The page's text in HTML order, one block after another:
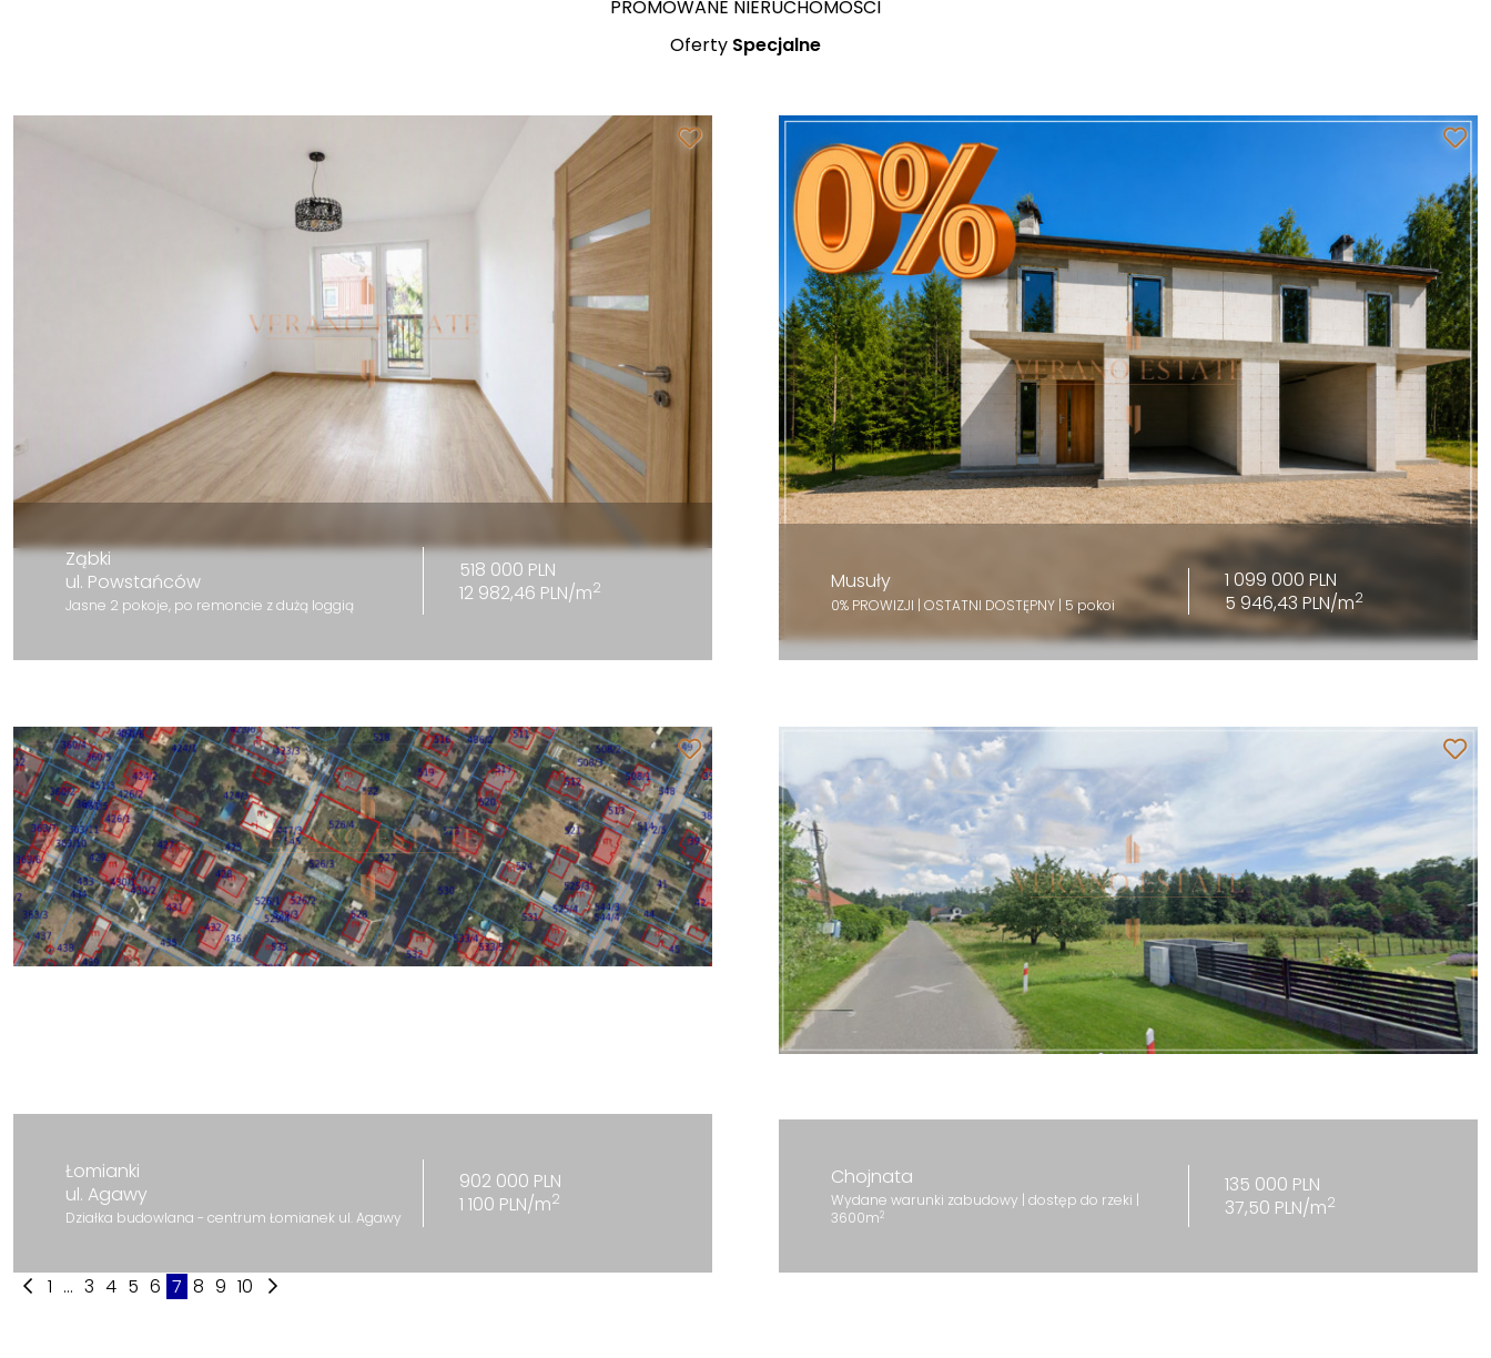
PROMOWANE NIERUCHOMOŚCI
Oferty Specjalne
Ząbki
ul. Powstańców
Jasne 2 pokoje, po remoncie z dużą loggią
518 000 PLN
12 982,46 PLN/m2 Musuły
0% PROWIZJI | OSTATNI DOSTĘPNY | 5 pokoi
1 099 000 PLN
5 946,43 PLN/m2
Łomianki
ul. Agawy
Działka budowlana - centrum Łomianek ul. Agawy
902 000 PLN
1 100 PLN/m2
Chojnata
Wydane warunki zabudowy | dostęp do rzeki |
3600m2
135 000 PLN
37,50 PLN/m2
1 ... 3 4 5 6 7 8 9 10